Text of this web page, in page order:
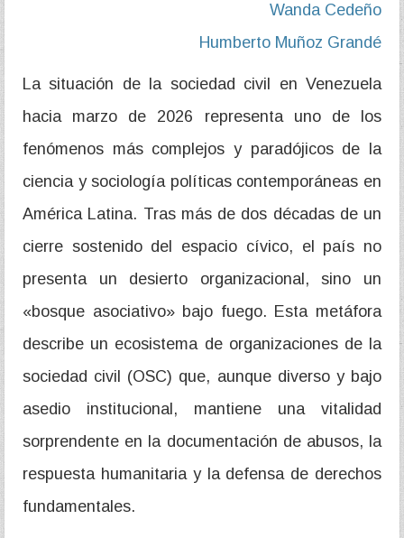
Wanda Cedeño
Humberto Muñoz Grandé
La situación de la sociedad civil en Venezuela
hacia marzo de 2026 representa uno de los
fenómenos más complejos y paradójicos de la
ciencia y sociología políticas contemporáneas en
América Latina. Tras más de dos décadas de un
cierre sostenido del espacio cívico, el país no
presenta un desierto organizacional, sino un
«bosque asociativo» bajo fuego. Esta metáfora
describe un ecosistema de organizaciones de la
sociedad civil (OSC) que, aunque diverso y bajo
asedio institucional, mantiene una vitalidad
sorprendente en la documentación de abusos, la
respuesta humanitaria y la defensa de derechos
fundamentales.